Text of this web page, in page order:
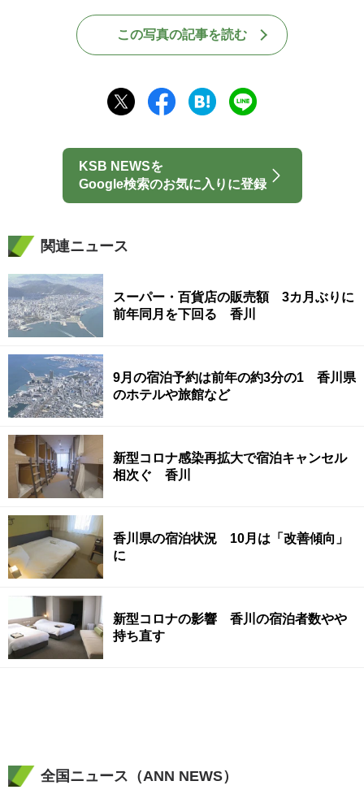
この写真の記事を読む
KSB NEWSを
Google検索のお気に入りに登録
関連ニュース
スーパー・百貨店の販売額 3カ月ぶりに
前年同月を下回る 香川
9月の宿泊予約は前年の約3分の1 香川県
のホテルや旅館など
新型コロナ感染再拡大で宿泊キャンセル
相次ぐ 香川
香川県の宿泊状況 10月は「改善傾向」
に
新型コロナの影響 香川の宿泊者数やや
持ち直す
全国ニュース（ANN NEWS）